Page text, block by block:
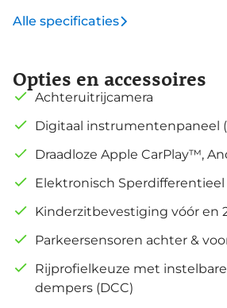
Alle specificaties
Opties en accessoires
Achteruitrijcamera
Digitaal instrumentenpaneel
Draadloze Apple CarPlay™,
Elektronisch Sperdifferentieel
Kinderzitbevestiging vóór en
Parkeersensoren achter &
Rijprofielkeuze met
dempers (DCC)